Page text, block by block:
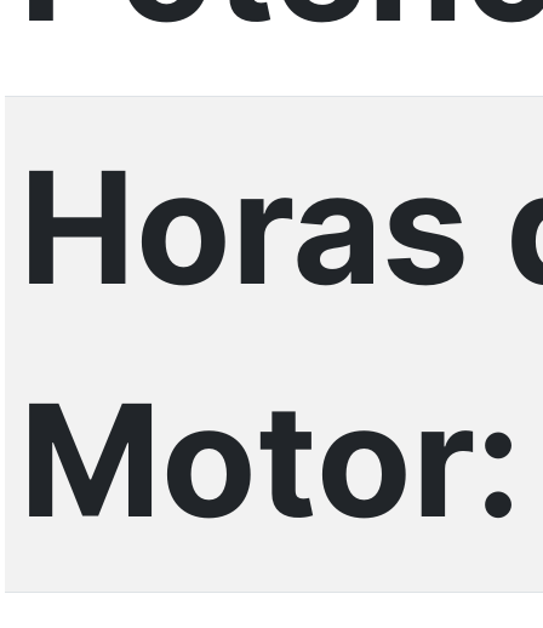
Horas
Motor: